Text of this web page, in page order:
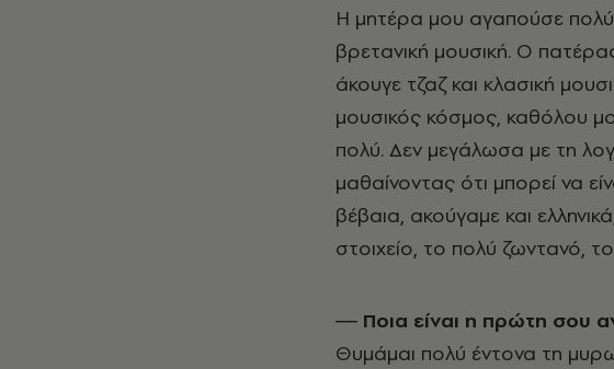
Η μητέρα μου αγαπούσε πολύ
βρετανική μουσική. Ο
άκουγε τζαζ και κλασική
μουσικός κόσμος, καθόλου
πολύ. Δεν μεγάλωσα με τη
μαθαίνοντας ότι μπορεί να
βέβαια, ακούγαμε και
στοιχείο, το πολύ ζωντανό,
― Ποια είναι η πρώτη σου
Θυμάμαι πολύ έντονα τη